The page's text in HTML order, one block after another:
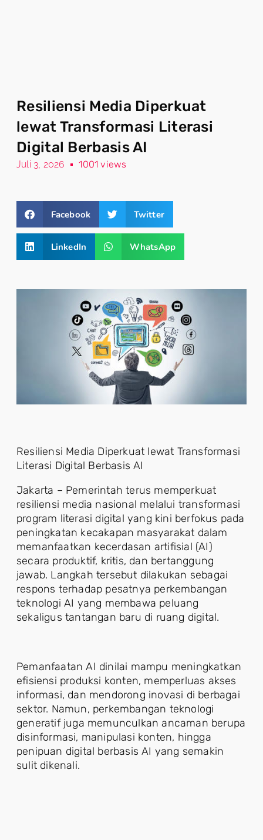
Resiliensi Media Diperkuat
lewat Transformasi Literasi
Digital Berbasis AI
Juli 3, 2026 1001 views
Facebook Twitter
LinkedIn WhatsApp
Resiliensi Media Diperkuat lewat Transformasi
Literasi Digital Berbasis AI
Jakarta – Pemerintah terus memperkuat
resiliensi media nasional melalui transformasi
program literasi digital yang kini berfokus pada
peningkatan kecakapan masyarakat dalam
memanfaatkan kecerdasan artifisial (AI)
secara produktif, kritis, dan bertanggung
jawab. Langkah tersebut dilakukan sebagai
respons terhadap pesatnya perkembangan
teknologi AI yang membawa peluang
sekaligus tantangan baru di ruang digital.
Pemanfaatan AI dinilai mampu meningkatkan
efisiensi produksi konten, memperluas akses
informasi, dan mendorong inovasi di berbagai
sektor. Namun, perkembangan teknologi
generatif juga memunculkan ancaman berupa
disinformasi, manipulasi konten, hingga
penipuan digital berbasis AI yang semakin
sulit dikenali.